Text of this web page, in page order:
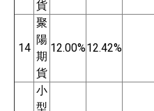
貨
14
聚
陽
期
貨
12.00%12.42%
小
型